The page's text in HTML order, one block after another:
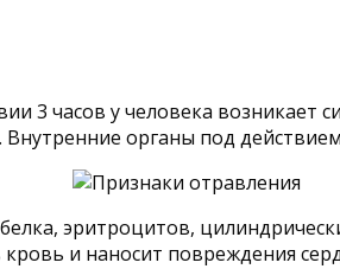
3 часов у человека
органы под
эритроцитов,
и наносит повреждения